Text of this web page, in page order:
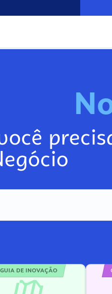
N
GUIA DE INOVAÇÃO